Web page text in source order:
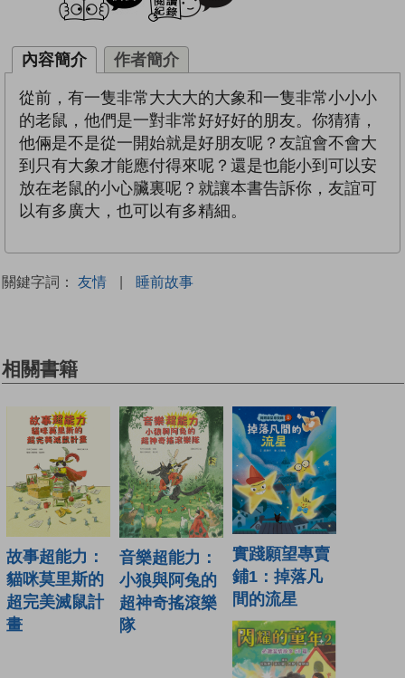
內容簡介 作者簡介
從前，有一隻非常大大大的大象和一隻非常小小小
的老鼠，他們是一對非常好好好的朋友。你猜猜，
他倆是不是從一開始就是好朋友呢？友誼會不會大
到只有大象才能應付得來呢？還是也能小到可以安
放在老鼠的小心臟裏呢？就讓本書告訴你，友誼可
以有多廣大，也可以有多精細。
關鍵字詞： 友情 | 睡前故事
相關書籍
故事超能力：
貓咪莫里斯的
超完美滅鼠計
畫
音樂超能力：
小狼與阿兔的
超神奇搖滾樂
隊
實踐願望專賣
鋪1：掉落凡
間的流星